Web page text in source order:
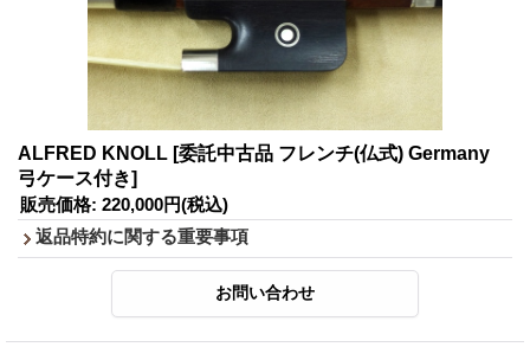
ALFRED KNOLL [委託中古品 フレンチ(仏式) Germany
弓ケース付き]
販売価格: 220,000円(税込)
返品特約に関する重要事項